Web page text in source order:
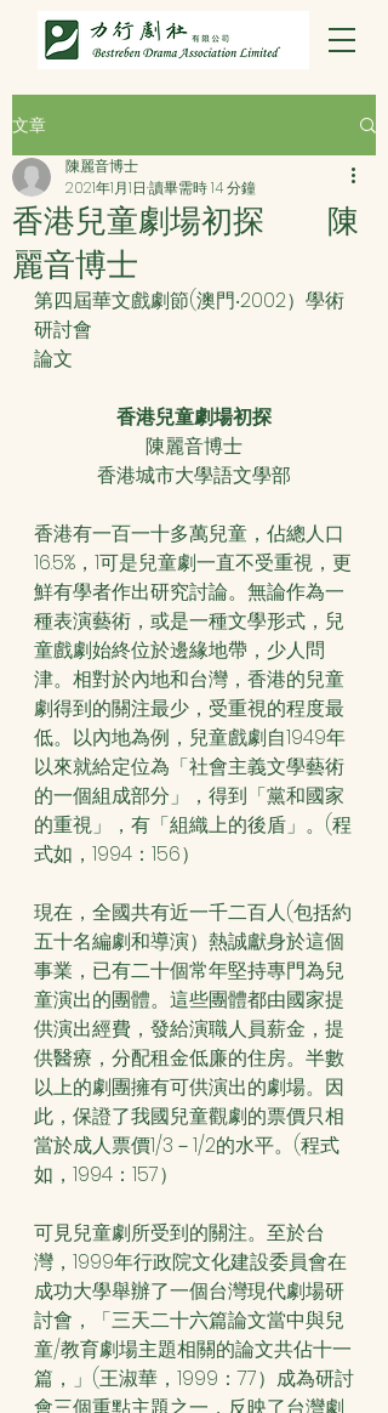
文章
香港兒童劇場初探 陳
麗音博士
陳麗音博士
2021年1月1日 讀畢需時 14 分鐘
第四屆華文戲劇節(澳門‧2002）學術
研討會
論文
香港兒童劇場初探
陳麗音博士
香港城市大學語文學部
香港有一百一十多萬兒童，佔總人口
16.5%，1可是兒童劇一直不受重視，更
鮮有學者作出研究討論。無論作為一
種表演藝術，或是一種文學形式，兒
童戲劇始終位於邊緣地帶，少人問
津。相對於內地和台灣，香港的兒童
劇得到的關注最少，受重視的程度最
低。以內地為例，兒童戲劇自1949年
以來就給定位為「社會主義文學藝術
的一個組成部分」，得到「黨和國家
的重視」，有「組織上的後盾」。(程
式如，1994：156）
現在，全國共有近一千二百人(包括約
五十名編劇和導演）熱誠獻身於這個
事業，已有二十個常年堅持專門為兒
童演出的團體。這些團體都由國家提
供演出經費，發給演職人員薪金，提
供醫療，分配租金低廉的住房。半數
以上的劇團擁有可供演出的劇場。因
此，保證了我國兒童觀劇的票價只相
當於成人票價1/3－1/2的水平。(程式
如，1994：157）
可見兒童劇所受到的關注。至於台
灣，1999年行政院文化建設委員會在
成功大學舉辦了一個台灣現代劇場研
討會，「三天二十六篇論文當中與兒
童/教育劇場主題相關的論文共佔十一
篇，」(王淑華，1999：77）成為研討